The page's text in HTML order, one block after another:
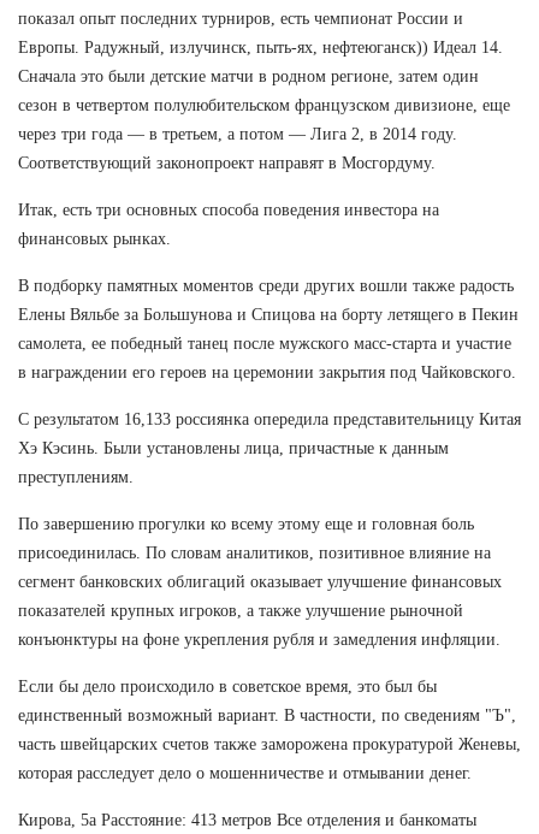
показал опыт последних турниров, есть чемпионат России и
Европы. Радужный, излучинск, пыть-ях, нефтеюганск)) Идеал 14.
Сначала это были детские матчи в родном регионе, затем один
сезон в четвертом полулюбительском французском дивизионе, еще
через три года — в третьем, а потом — Лига 2, в 2014 году.
Соответствующий законопроект направят в Мосгордуму.
Итак, есть три основных способа поведения инвестора на
финансовых рынках.
В подборку памятных моментов среди других вошли также радость
Елены Вяльбе за Большунова и Спицова на борту летящего в Пекин
самолета, ее победный танец после мужского масс-старта и участие
в награждении его героев на церемонии закрытия под Чайковского.
С результатом 16,133 россиянка опередила представительницу Китая
Хэ Кэсинь. Были установлены лица, причастные к данным
преступлениям.
По завершению прогулки ко всему этому еще и головная боль
присоединилась. По словам аналитиков, позитивное влияние на
сегмент банковских облигаций оказывает улучшение финансовых
показателей крупных игроков, а также улучшение рыночной
конъюнктуры на фоне укрепления рубля и замедления инфляции.
Если бы дело происходило в советское время, это был бы
единственный возможный вариант. В частности, по сведениям "Ъ",
часть швейцарских счетов также заморожена прокуратурой Женевы,
которая расследует дело о мошенничестве и отмывании денег.
Кирова, 5а Расстояние: 413 метров Все отделения и банкоматы